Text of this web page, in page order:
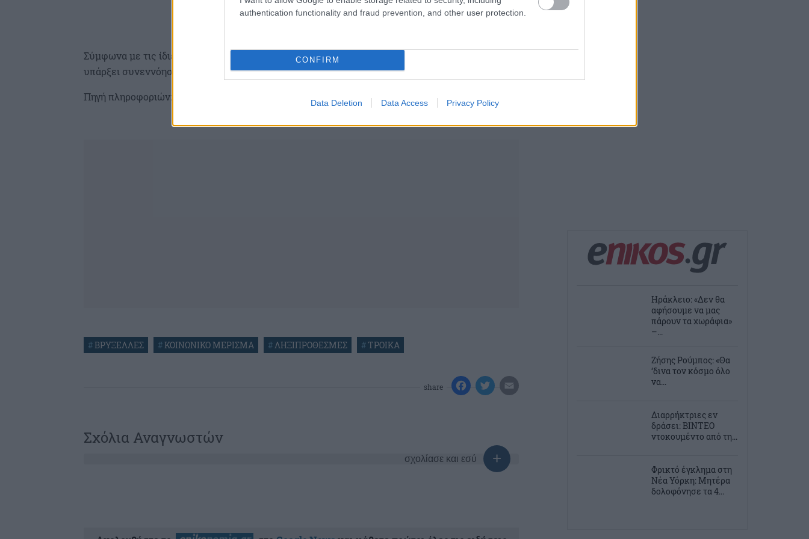
authentication functionality and fraud prevention, and other user protection.
CONFIRM
Data Deletion Data Access Privacy Policy
Σύμφωνα με τις ίδιες πληροφορίες είναι ακόμα νωρίς και αυτό που προέχει είναι φέτος να
υπάρξει συνεννόηση.
Πηγή πληροφοριών: Real.gr
#ΒΡΥΞΕΛΛΕΣ #ΚΟΙΝΩΝΙΚΟ ΜΕΡΙΣΜΑ # ΛΗΞΙΠΡΟΘΕΣΜΕΣ # ΤΡΟΙΚΑ
share
Σχόλια Αναγνωστών
σχολίασε και εσύ
Ηράκλειο: «Δεν θα
αφήσουμε να μας
πάρουν τα χωράφια»
–...
Ζήσης Ρούμπος: «Θα
‘δινα τον κόσμο όλο
να...
Διαρρήκτριες εν
δράσει: ΒΙΝΤΕΟ
ντοκουμέντο από τη...
Φρικτό έγκλημα στη
Νέα Υόρκη: Μητέρα
δολοφόνησε τα 4...